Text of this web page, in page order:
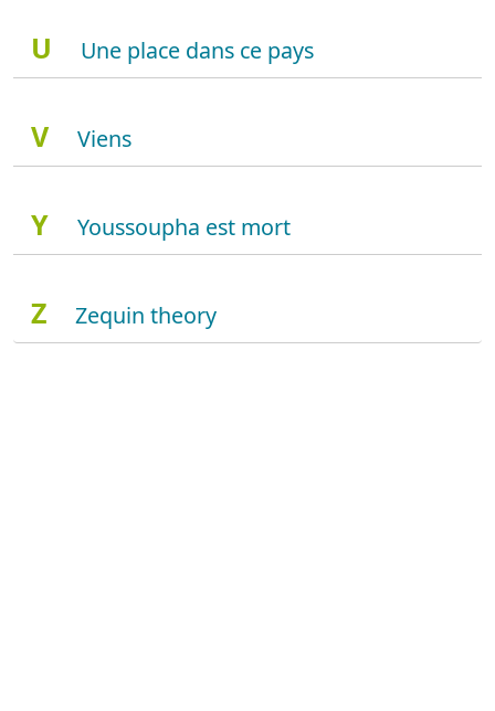
U Une place dans ce pays
V Viens
Y Youssoupha est mort
Z Zequin theory